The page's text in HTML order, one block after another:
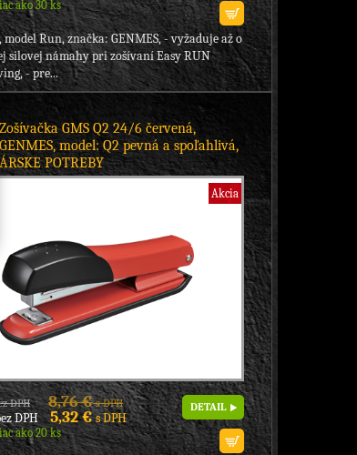
ako 30 ks
model Run, značka: GENMES, - vyžaduje až o
silovej námahy pri zošívaní Easy RUN
- pre...
Zošívačka GMS Q2 24/6 červená,
model: Q2 pevná a spoľahlivá,
POTREBY
Akcia
DPH 8,76 €s DPH
DPH 5,32 €s DPH
ako 20 ks
DETAIL